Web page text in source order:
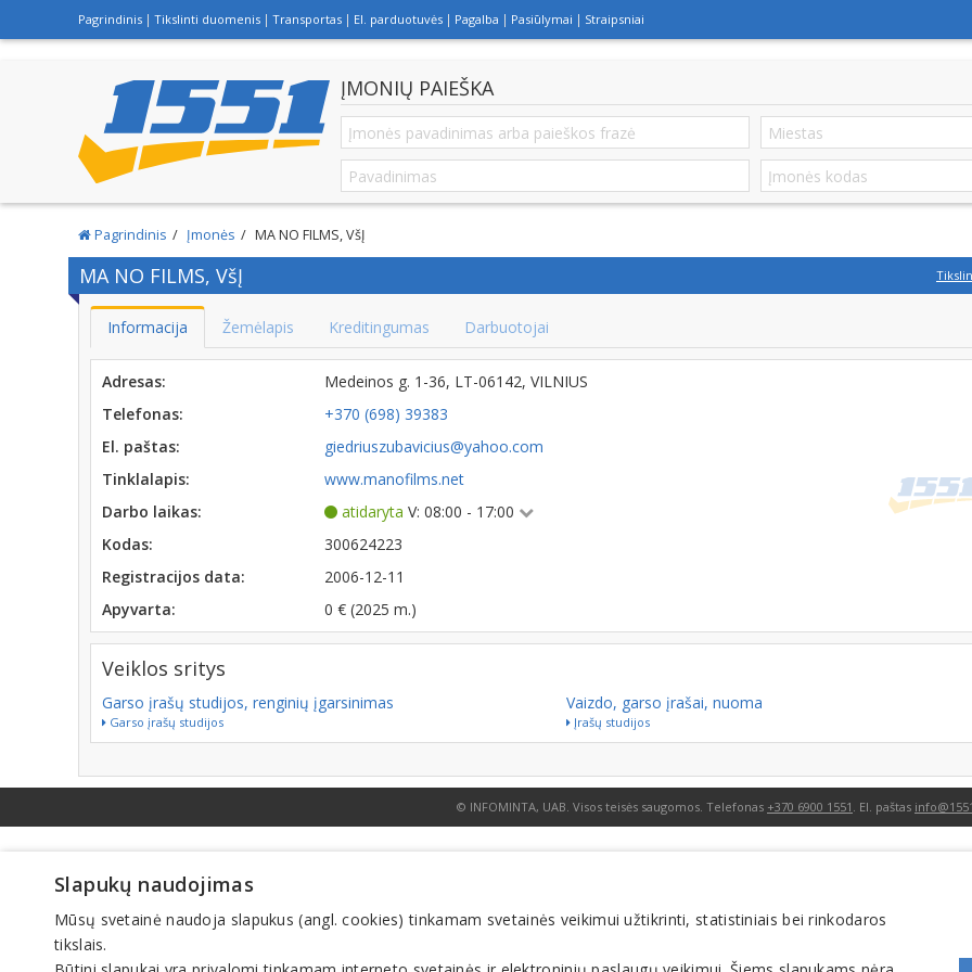
Pagrindinis Tikslinti duomenis Transportas El. parduotuvės Pagalba Pasiūlymai Straipsniai
ĮMONIŲ PAIEŠKA
Pagrindinis Įmonės MA NO FILMS, VšĮ
MA NO FILMS, VšĮ
Informacija Žemėlapis Kreditingumas Darbuotojai
Adresas:
Medeinos g. 1-36, LT-06142, VILNIUS
Telefonas:
+370 (698) 39383
El. paštas:
giedriuszubavicius@yahoo.com
Tinklalapis:
www.manofilms.net
Darbo laikas:
atidaryta V: 08:00 - 17:00
Kodas:
300624223
Registracijos data:
2006-12-11
Apyvarta:
0 € (2025 m.)
Veiklos sritys
Garso įrašų studijos, renginių įgarsinimas
Garso įrašų studijos
Vaizdo, garso įrašai, nuoma
Įrašų studijos
© INFOMINTA, UAB. Visos teisės saugomos. Telefonas +370 6900 1551 . El. paštas
Slapukų naudojimas
Mūsų svetainė naudoja slapukus (angl. cookies) tinkamam svetainės veikimui užtikrinti, statistiniais bei rinkodaros
tikslais.